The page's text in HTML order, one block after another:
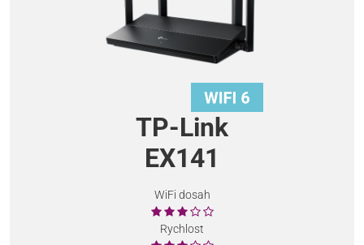
TP-Link
EX141
WiFi dosah
Rychlost